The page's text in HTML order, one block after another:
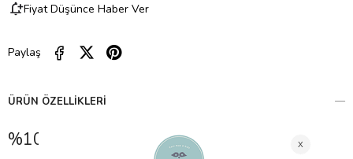
Fiyat Düşünce Haber Ver
Paylaş
ÜRÜN ÖZELLIKLERI
%100 UVA ve UVB korumalı